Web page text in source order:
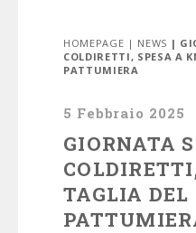
HOMEPAGE | NEWS |
COLDIRETTI, SPESA A
PATTUMIERA
5 Febbraio 2025
GIORNATA
TAGLIA DEL